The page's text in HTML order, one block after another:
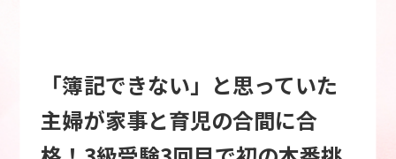
「簿記できない」と思っていた
主婦が家事と育児の合間に合